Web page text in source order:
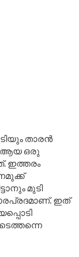
താരൻ
ആയ ഒരു
ഇത്തരം
മുടി
ഇത്